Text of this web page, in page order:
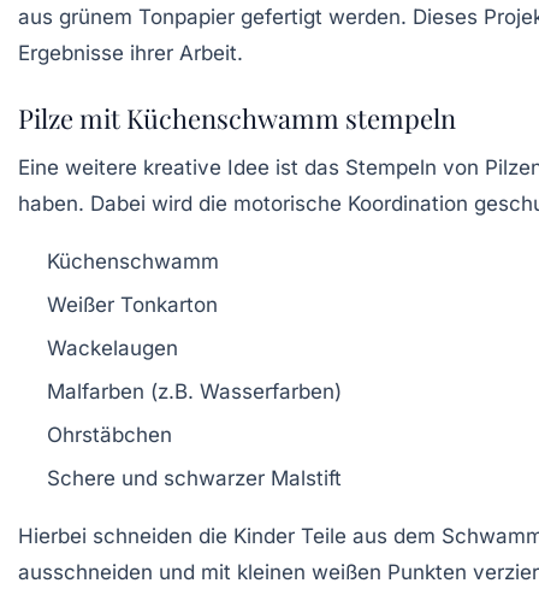
aus grünem Tonpapier gefertigt werden. Dieses
Ergebnisse ihrer Arbeit.
Pilze mit Küchenschwamm stempeln
Eine weitere kreative Idee ist das Stempeln von
haben. Dabei wird die motorische Koordination
Küchenschwamm
Weißer Tonkarton
Wackelaugen
Malfarben (z.B. Wasserfarben)
Ohrstäbchen
Schere und schwarzer Malstift
Hierbei schneiden die Kinder Teile aus dem
ausschneiden und mit kleinen weißen Punkten